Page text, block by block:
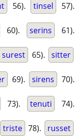
56). tinsel 57).
60). serins 61).
surest 65). sitter
69). sirens 70).
73). tenuti 74).
triste 78). russet